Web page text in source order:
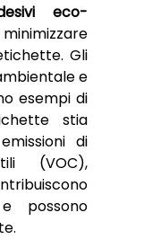
eco-
Gli
e
esempi di
stia
di
(VOC),
possono